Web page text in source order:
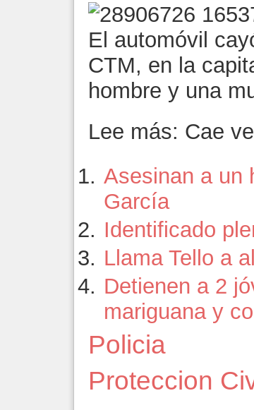
El automóvil
CTM, en la
hombre y una
Lee más: Cae
Asesinan a un
García
Identificado
Llama Tello a
Detienen a 2
mariguana y
Policia
Proteccion